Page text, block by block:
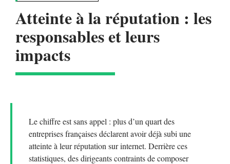
Atteinte à la réputation : les
responsables et leurs
impacts
Le chiffre est sans appel : plus d’un quart des
entreprises françaises déclarent avoir déjà subi une
atteinte à leur réputation sur internet. Derrière ces
statistiques, des dirigeants contraints de composer